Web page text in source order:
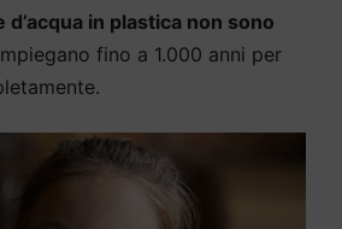
d’acqua in plastica non sono
fino a 1.000 anni per